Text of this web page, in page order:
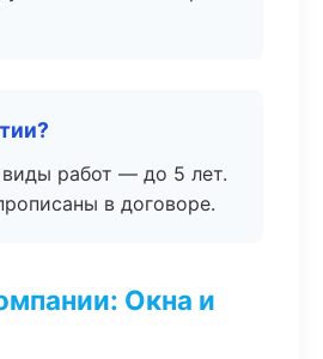
работ — до 5 лет.
в договоре.
Окна и